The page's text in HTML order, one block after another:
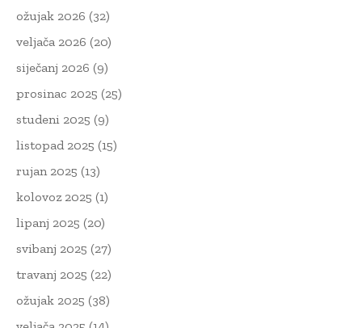
ožujak 2026 (32)
veljača 2026 (20)
siječanj 2026 (9)
prosinac 2025 (25)
studeni 2025 (9)
listopad 2025 (15)
rujan 2025 (13)
kolovoz 2025 (1)
lipanj 2025 (20)
svibanj 2025 (27)
travanj 2025 (22)
ožujak 2025 (38)